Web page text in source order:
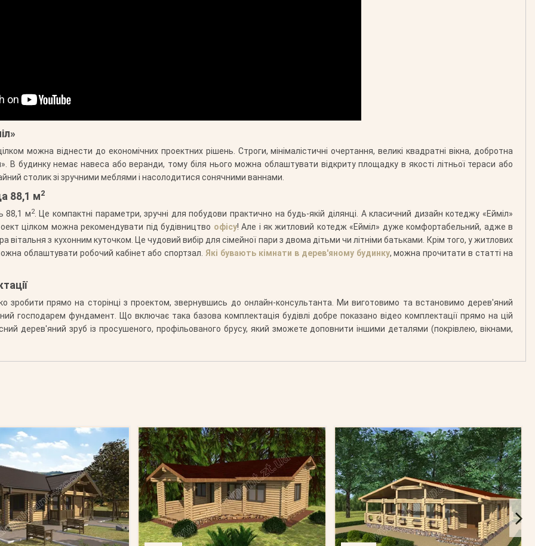
можна віднести до економічних проектних рішень. Строги, мінімалістичні очертання, великі квадратні вікна, добротна
В будинку немає навеса або веранди, тому біля нього можна облаштувати відкриту площадку в якості літньої тераси або
столик зі зручними меблями і насолодитися сонячними ваннами.
88,1 м2
88,1 м2. Це компактні параметри, зручні для побудови практично на будь-якій ділянці. А класичний дизайн котеджу «Ейміл»
цілком можна рекомендувати під будівництво офісу! Але і як житловий котедж «Ейміл» дуже комфортабельний, адже в
вітальня з кухонним куточком. Це чудовий вибір для сімейної пари з двома дітьми чи літніми батьками. Крім того, у житлових
облаштувати робочий кабінет або спортзал. Які бувають кімнати в дерев'яному будинку, можна прочитати в статті на
зробити прямо на сторінці з проектом, звернувшись до онлайн-консультанта. Ми виготовимо та встановимо дерев'яний
господарем фундамент. Що включає така базова комплектація будівлі добре показано відео комплектації прямо на цій
дерев'яний зруб із просушеного, профільованого брусу, який зможете доповнити іншими деталями (покрівлею, вікнами,